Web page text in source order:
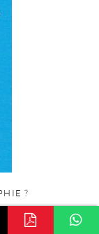
?
CONFIDENTIALITÉ